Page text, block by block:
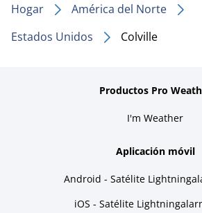
Hogar
América del Norte
Estados Unidos
Colville
Productos Pro
I'm Weather
Aplicación móvil
Android - Satélite
iOS - Satélite